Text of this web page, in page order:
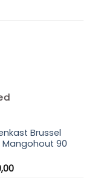
Brussel
Mangohout 90